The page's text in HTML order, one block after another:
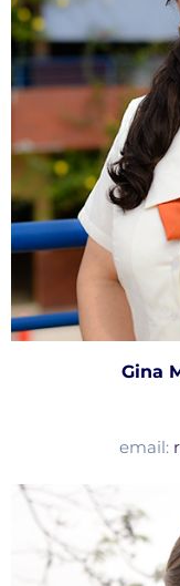
Gina
email: